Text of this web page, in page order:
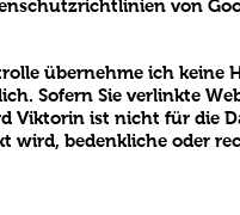
von
übernehme ich keine
Sofern Sie verlinkte
Viktorin ist nicht für die
wird, bedenkliche oder